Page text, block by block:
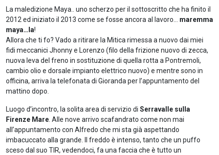
La maledizione Maya.. uno scherzo per il sottoscritto che ha finito il
2012 ed iniziato il 2013 come se fosse ancora al lavoro… maremma
maya…la!
Allora che ti fo? Vado a ritirare la Mitica rimessa a nuovo dai miei
fidi meccanici Jhonny e Lorenzo (filo della frizione nuovo di zecca,
nuova leva del freno in sostituzione di quella rotta a Pontremoli,
cambio olio e dorsale impianto elettrico nuovo) e mentre sono in
officina, arriva la telefonata di Gioranda per l’appuntamento del
mattino dopo.
Luogo d’incontro, la solita area di servizio di Serravalle sulla
Firenze Mare . Alle nove arrivo scafandrato come non mai
all’appuntamento con Alfredo che mi sta già aspettando
imbacuccato alla grande. Il freddo è intenso, tanto che un puffo
sceso dal suo TIR, vedendoci, fa una faccia che è tutto un